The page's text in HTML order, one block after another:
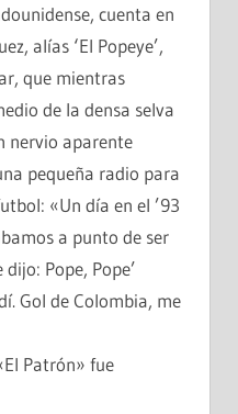
cuenta en
alías ‘El Popeye’,
que mientras
de la densa selva
nervio aparente
pequeña radio para
«Un día en el ’93
a punto de ser
Pope, Pope’
Gol de Colombia, me
Patrón» fue